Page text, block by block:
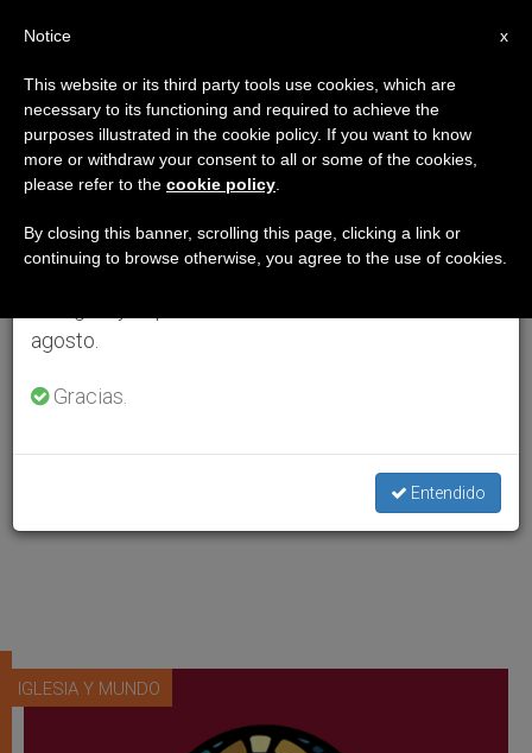
IGLESIA Y MUNDO
×
Aviso importante
Del 27 de julio al 7 de agosto haremos la pausa
anual, aprovechando que en el periodo de verano
se generan menos informaciones y también el
agosto.
Gracias.
Entendido
x
Notice
This website or its third party tools use cookies, which are
necessary to its functioning and required to achieve the
purposes illustrated in the cookie policy. If you want to know
more or withdraw your consent to all or some of the cookies,
please refer to the cookie policy
By closing this banner, scrolling this page, clicking a link or
continuing to browse otherwise, you agree to the use of cookies.